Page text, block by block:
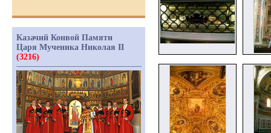
Казачий Конвой Памяти
Царя Мученика Николая II
(3216)